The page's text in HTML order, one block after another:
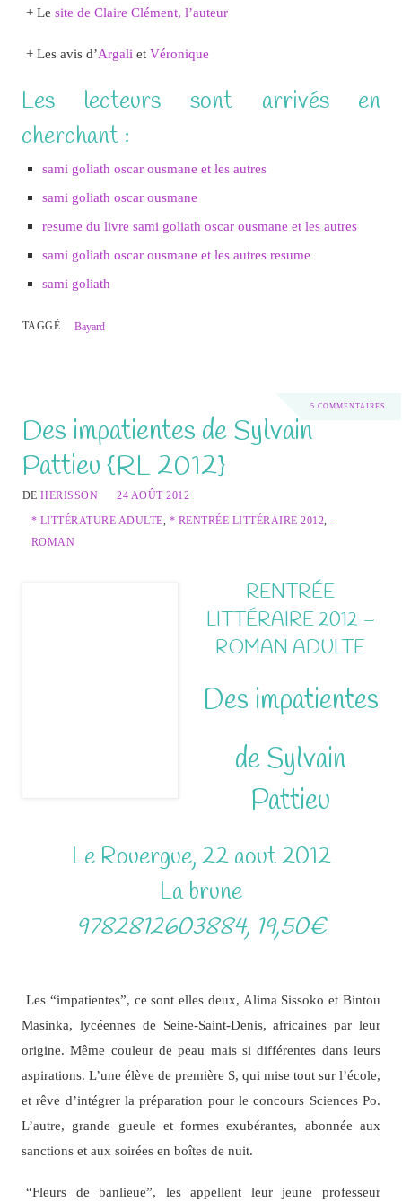
+ Le site de Claire Clément, l’auteur
+ Les avis d’Argali et Véronique
Les lecteurs sont arrivés en
cherchant :
sami goliath oscar ousmane et les autres
sami goliath oscar ousmane
resume du livre sami goliath oscar ousmane et les autres
sami goliath oscar ousmane et les autres resume
sami goliath
TAGGÉ Bayard
5 COMMENTAIRES
Des impatientes de Sylvain
Pattieu {RL 2012}
DEHERISSON
24 AOÛT 2012
* LITTÉRATURE ADULTE, * RENTRÉE LITTÉRAIRE 2012,-
ROMAN
RENTRÉE
LITTÉRAIRE 2012 –
ROMAN ADULTE
Des impatientes
de Sylvain
Pattieu
Le Rouergue, 22 aout 2012
La brune
9782812603884, 19,50€
Les “impatientes”, ce sont elles deux, Alima Sissoko et Bintou
Masinka, lycéennes de Seine-Saint-Denis, africaines par leur
origine. Même couleur de peau mais si différentes dans leurs
aspirations. L’une élève de première S, qui mise tout sur l’école,
et rêve d’intégrer la préparation pour le concours Sciences Po.
L’autre, grande gueule et formes exubérantes, abonnée aux
sanctions et aux soirées en boîtes de nuit.
“Fleurs de banlieue”, les appellent leur jeune professeur